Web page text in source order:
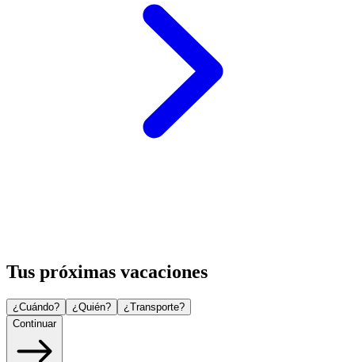
Tus próximas vacaciones
¿Cuándo? ¿Quién?
¿Transporte?
Continuar